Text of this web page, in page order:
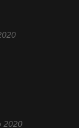
2020